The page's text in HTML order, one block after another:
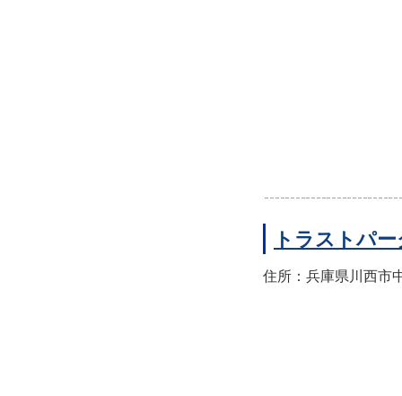
トラストパ
住所：兵庫県川西市